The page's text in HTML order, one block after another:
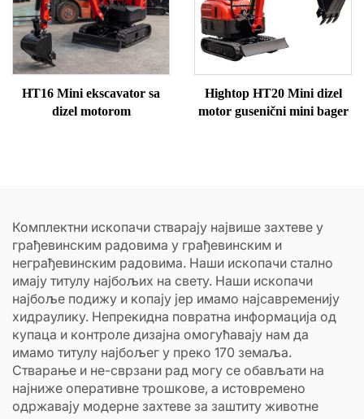
HT16 Mini ekscavator sa
dizel motorom
Hightop HT20 Mini dizel
motor gusenični mini bager
Комплектни ископачи стварају највише захтеве у
грађевинским радовима у грађевинским и
неграђевинским радовима. Наши ископачи стално
имају титулу најбољих на свету. Наши ископачи
најбоље подижу и копају јер имамо најсавременију
хидраулику. Непрекидна повратна информација од
купаца и контроле дизајна омогућавају нам да
имамо титулу најбољег у преко 170 земаља.
Стварање и не-сврзани рад могу се обављати на
најниже оперативне трошкове, а истовремено
одржавају модерне захтеве за заштиту животне